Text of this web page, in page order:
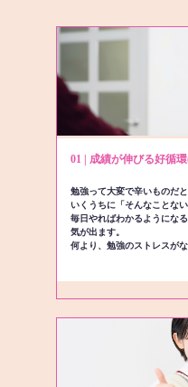
01 | 成績が伸びる好循
勉強って大変で辛いものだ
いくうちに「そんなことな
毎日やればわかるようにな
気が出ます。
何より、勉強のストレスがな